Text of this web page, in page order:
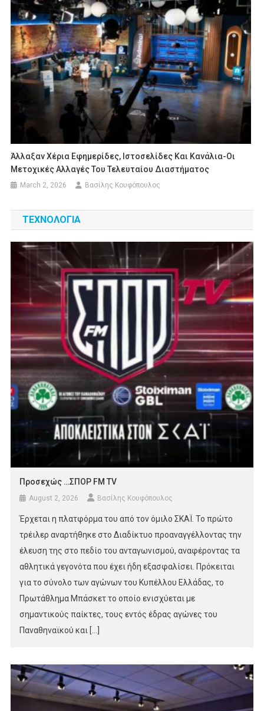
Άλλαξαν Χέρια Εφημερίδες, Ιστοσελίδες Και Κανάλια-Οι
Μετοχικές Αλλαγές Του Τελευταίου Διαστήματος
March 2, 2026 Βασίλης Κουφόπουλος
ΤΕΧΝΟΛΟΓΙΑ
Προσεχώς …ΣΠΟΡ FM TV
August 2, 2026 Βασίλης Κουφόπουλος
Έρχεται η πλατφόρμα του από τον όμιλο ΣΚΑΪ. Το πρώτο
τρέιλερ αναρτήθηκε στο Διαδίκτυο προαναγγέλλοντας την
έλευση της στο πεδίο του ανταγωνισμού, αναφέροντας τα
αθλητικά γεγονότα που έχει ήδη εξασφαλίσει. Πρόκειται
για το σύνολο των αγώνων του Κυπέλλου Ελλάδας, το
Πρωτάθλημα Μπάσκετ το οποίο ενισχύεται με
σημαντικούς παίκτες, τους εντός έδρας αγώνες του
Παναθηναϊκού και […]